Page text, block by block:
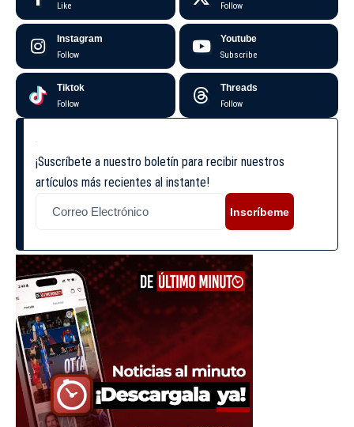
Like Follow
Instagram
Follow
Youtube
Subscribe
Tiktok
Follow
Threads
Follow
¡Suscríbete a nuestro boletín para recibir nuestros
artículos más recientes al instante!
Inscríbeme